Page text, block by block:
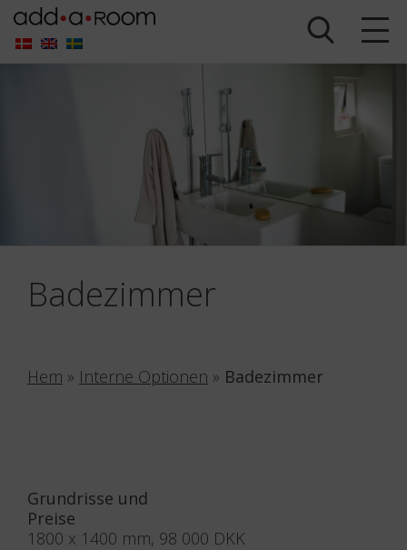
Badezimmer
Hem » Interne Optionen » Badezimmer
Grundrisse und
Preise
1800 x 1400 mm, 98 000 DKK